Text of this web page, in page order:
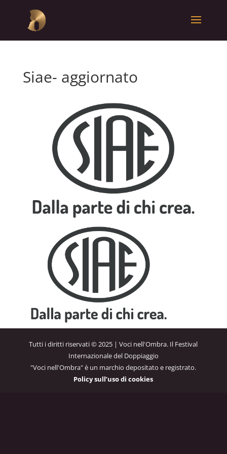
Siae- aggiornato
Tutti i diritti riservati © 2025 | Voci nell'Ombra. Il Festival
Internazionale del Doppiaggio
"Voci nell'Ombra" è un marchio depositato e registrato.
Policy sull’uso di cookies